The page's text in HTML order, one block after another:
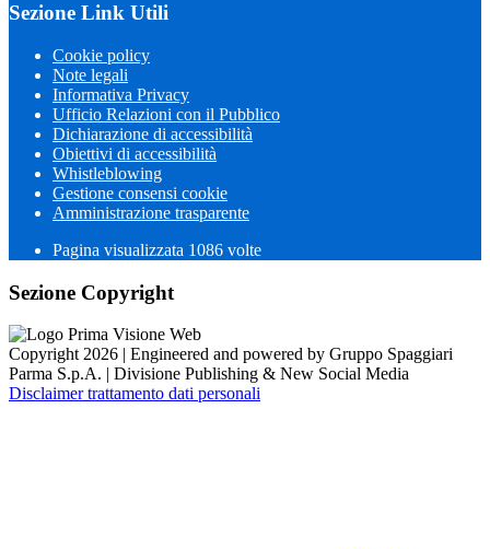
Sezione Link Utili
Cookie policy
Note legali
Informativa Privacy
Ufficio Relazioni con il Pubblico
Dichiarazione di accessibilità
Obiettivi di accessibilità
Whistleblowing
Gestione consensi cookie
Amministrazione trasparente
Pagina visualizzata 1086 volte
Sezione Copyright
Copyright 2026 | Engineered and powered by Gruppo Spaggiari
Parma S.p.A. | Divisione Publishing & New Social Media
Disclaimer trattamento dati personali